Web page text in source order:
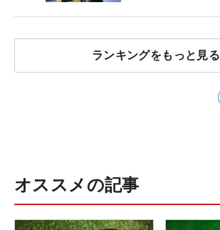
ランキングをもっと見る
オススメの記事